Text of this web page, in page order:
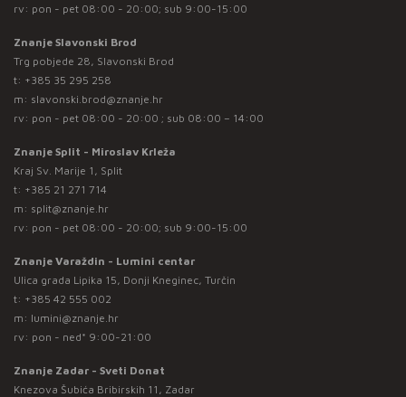
rv: pon - pet 08:00 - 20:00; sub 9:00-15:00
Znanje Slavonski Brod
Trg pobjede 28, Slavonski Brod
t: +385 35 295 258
m: slavonski.brod@znanje.hr
rv: pon - pet 08:00 - 20:00 ; sub 08:00 – 14:00
Znanje Split - Miroslav Krleža
Kraj Sv. Marije 1, Split
t: +385 21 271 714
m: split@znanje.hr
rv: pon - pet 08:00 - 20:00; sub 9:00-15:00
Znanje Varaždin - Lumini centar
Ulica grada Lipika 15, Donji Kneginec, Turčin
t: +385 42 555 002
m: lumini@znanje.hr
rv: pon - ned* 9:00-21:00
Znanje Zadar - Sveti Donat
Knezova Šubića Bribirskih 11, Zadar